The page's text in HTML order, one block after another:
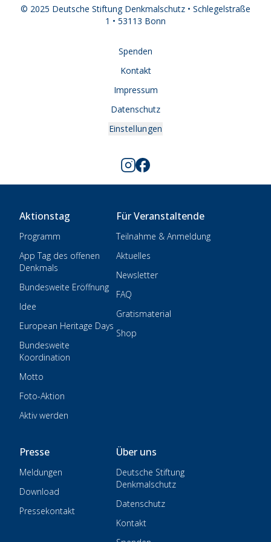
© 2025 Deutsche Stiftung Denkmalschutz • Schlegelstraße
1 • 53113 Bonn
Spenden
Kontakt
Impressum
Datenschutz
Einstellungen
Aktionstag
Programm
App Tag des offenen
Denkmals
Bundesweite Eröffnung
Idee
European Heritage Days
Bundesweite
Koordination
Motto
Foto-Aktion
Aktiv werden
Für Veranstaltende
Teilnahme & Anmeldung
Aktuelles
Newsletter
FAQ
Gratismaterial
Shop
Presse
Meldungen
Download
Pressekontakt
Über uns
Deutsche Stiftung
Denkmalschutz
Datenschutz
Kontakt